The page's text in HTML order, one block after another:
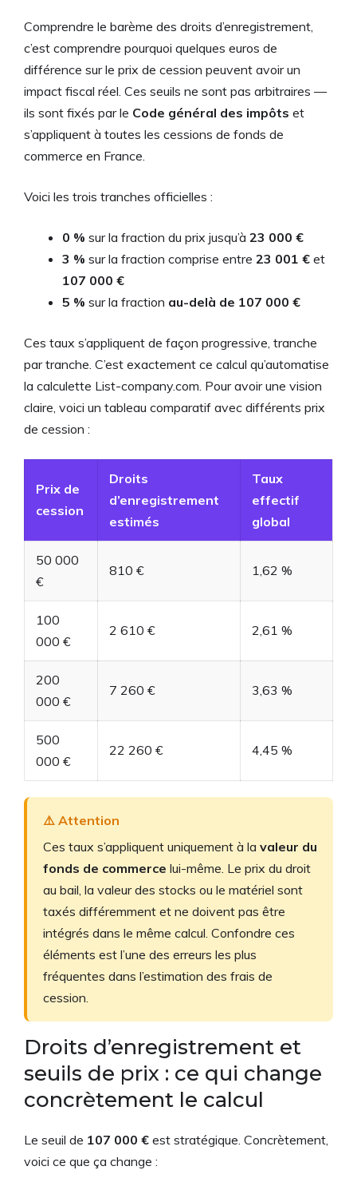
Comprendre le barème des droits d’enregistrement,
c’est comprendre pourquoi quelques euros de
différence sur le prix de cession peuvent avoir un
impact fiscal réel. Ces seuils ne sont pas arbitraires —
ils sont fixés par le Code général des impôts et
s’appliquent à toutes les cessions de fonds de
commerce en France.
Voici les trois tranches officielles :
0 % sur la fraction du prix jusqu’à 23 000 €
3 % sur la fraction comprise entre 23 001 € et
107 000 €
5 % sur la fraction au-delà de 107 000 €
Ces taux s’appliquent de façon progressive, tranche
par tranche. C’est exactement ce calcul qu’automatise
la calculette List-company.com. Pour avoir une vision
claire, voici un tableau comparatif avec différents prix
de cession :
Prix de
cession
Droits
d’enregistrement
estimés
Taux
effectif
global
50 000
€
810 € 1,62 %
100
000 €
2 610 € 2,61 %
200
000 €
7 260 € 3,63 %
500
000 €
22 260 € 4,45 %
⚠️ Attention
Ces taux s’appliquent uniquement à la valeur du
fonds de commerce lui-même. Le prix du droit
au bail, la valeur des stocks ou le matériel sont
taxés différemment et ne doivent pas être
intégrés dans le même calcul. Confondre ces
éléments est l’une des erreurs les plus
fréquentes dans l’estimation des frais de
cession.
Droits d’enregistrement et
seuils de prix : ce qui change
concrètement le calcul
Le seuil de 107 000 € est stratégique. Concrètement,
voici ce que ça change :